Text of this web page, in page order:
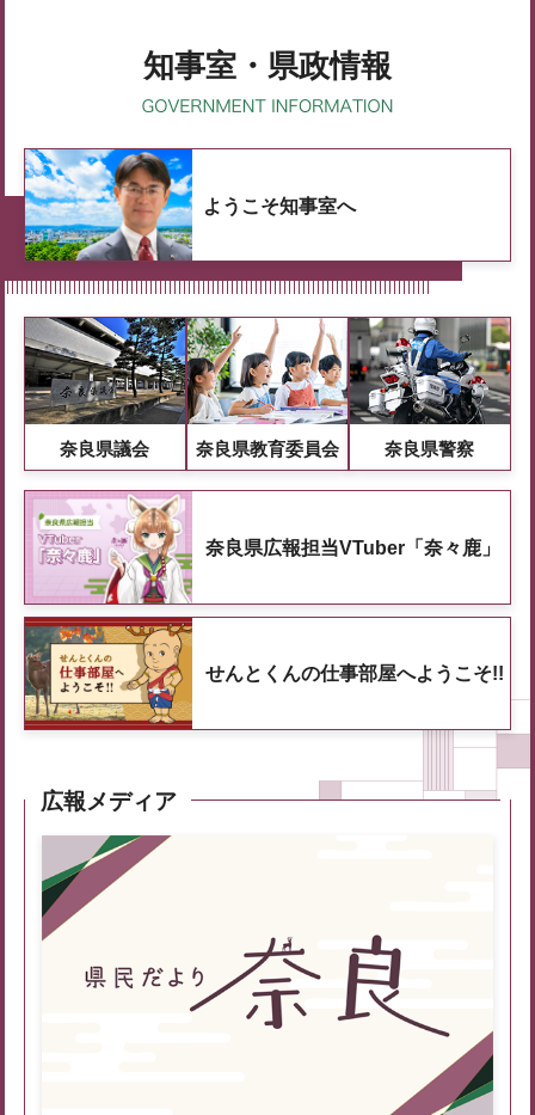
知事室・県政情報
ようこそ知事室へ
奈良県議会 奈良県教育委員会 奈良県警察
奈良県広報担当VTuber「奈々鹿」
せんとくんの仕事部屋へようこそ!!
広報メディア